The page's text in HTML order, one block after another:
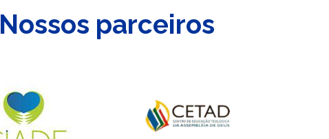
Nossos parceiros